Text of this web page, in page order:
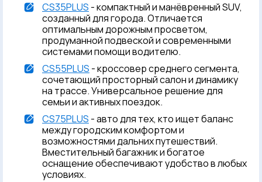
CS35PLUS - компактный и манёвренный SUV,
созданный для города. Отличается
оптимальным дорожным просветом,
продуманной подвеской и современными
системами помощи водителю.
CS55PLUS - кроссовер среднего сегмента,
сочетающий просторный салон и динамику
на трассе. Универсальное решение для
семьи и активных поездок.
CS75PLUS - авто для тех, кто ищет баланс
между городским комфортом и
возможностями дальних путешествий.
Вместительный багажник и богатое
оснащение обеспечивают удобство в любых
условиях.